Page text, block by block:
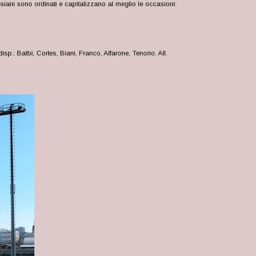
sono ordinati e capitalizzano al meglio le occasioni:
Balbi, Cortes, Biani, Franco, Alfarone, Tenorio. All.